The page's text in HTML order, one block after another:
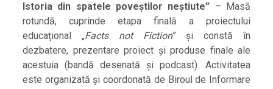
Istoria din spatele poveștilor neștiute” – Masă
rotundă, cuprinde etapa finală a proiectului
educațional „Facts not Fiction” și constă în
dezbatere, prezentare proiect și produse finale ale
acestuia (bandă desenată și podcast). Activitatea
este organizată și coordonată de Biroul de Informare